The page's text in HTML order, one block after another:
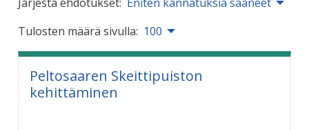
Tulosten määrä sivulla: 100
Peltosaaren Skeittipuiston
kehittäminen